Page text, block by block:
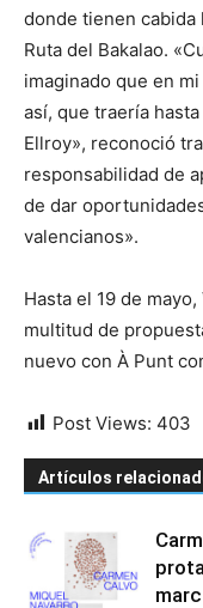
donde tienen
Ruta del Bakalao.
imaginado que en
así, que traería
Ellroy», reconoció
responsabilidad de
de dar
valencianos».
Hasta el 19 de
multitud de
nuevo con À Punt
Post Views: 403
Artículos